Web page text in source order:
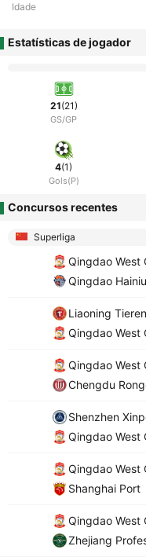
Idade
Estatísticas de jogador
21(21)
GS/GP
4(1)
Gols(P)
Concursos recentes
Superliga
Qingdao West
Qingdao Hainiu
Liaoning Tieren
Qingdao West
Qingdao West
Chengdu
Shenzhen
Qingdao West
Qingdao West
Shanghai Port
Qingdao West
Zhejiang